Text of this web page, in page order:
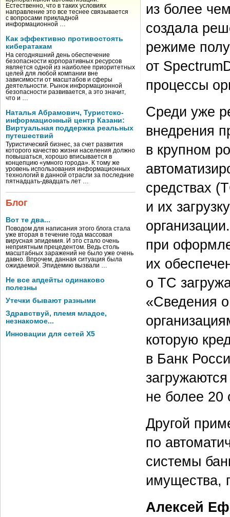
Естественно, что в таких условиях
направление это все теснее связывается
с вопросами прикладной
информационной …
Как эффективно противостоять
кибератакам
На сегодняшний день обеспечение
безопасности корпоративных ресурсов
является одной из наиболее приоритетных
целей для любой компании вне
зависимости от масштабов и сферы
деятельности. Рынок информационной
безопасности развивается, а это значит,
что и …
Наталья Абрамович, Туристско-
информационный центр Казани:
Виртуальная поддержка реальных
путешествий
Туристический бизнес, за счет развития
которого качество жизни населения должно
повышаться, хорошо вписывается в
концепцию «умного города». К тому же
уровень использования информационных
технологий в данной отрасли за последние
пятнадцать-двадцать лет …
Блог
Вот те два...
Поводом для написания этого блога стала
уже вторая в течение года массовая
вирусная эпидемия. И это стало очень
неприятным прецедентом. Ведь столь
масштабных заражений не было уже очень
давно. Впрочем, данная ситуация была
ожидаемой. Эпидемию вызвали …
Не все апдейты одинаково
полезны
Утечки бывают разными
Здравствуй, племя младое,
незнакомое...
Инновации для сетей X5
из более
создала
режиме
от
процессы
Среди уже
внедрения
в крупном
средствах
и их
при
их
о ТС
«Сведения
которую
в Банк
не более 20
Другой
по
системы
имущества,
Алексей